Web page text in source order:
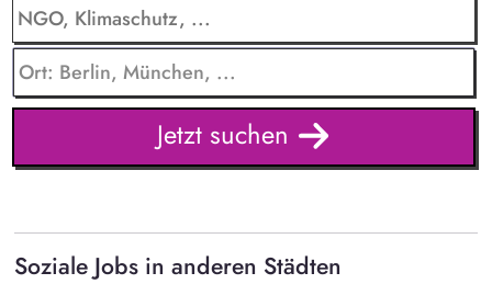
Jetzt suchen
Soziale Jobs in anderen Städten